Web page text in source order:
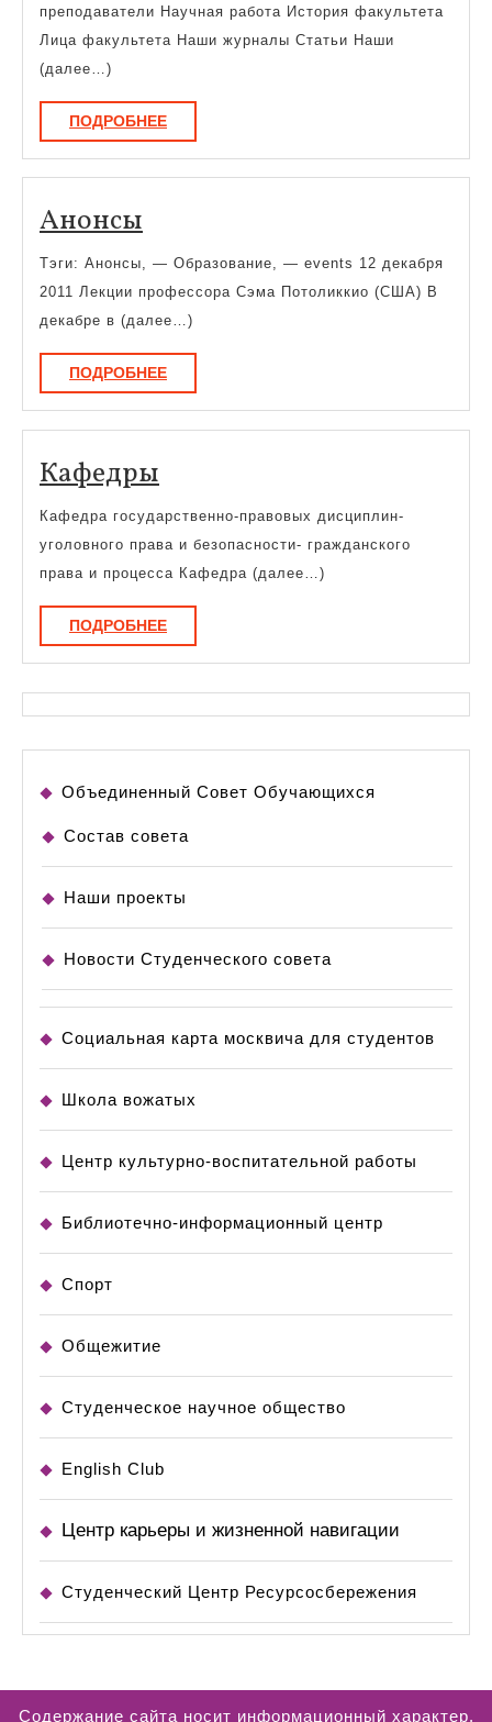
преподаватели Научная работа История факультета
Лица факультета Наши журналы Статьи Наши
(далее…)
ПОДРОБНЕЕПОДРОБНЕЕ
АнонсыАнонсы
Тэги: Анонсы, — Образование, — events 12 декабря
2011 Лекции профессора Сэма Потоликкио (США) В
декабре в (далее…)
ПОДРОБНЕЕПОДРОБНЕЕ
Кафедры
Кафедра государственно-правовых дисциплин-
уголовного права и безопасности- гражданского
права и процесса Кафедра (далее…)
ПОДРОБНЕЕПОДРОБНЕЕ
Объединенный Совет Обучающихся
Состав совета
Наши проекты
Новости Студенческого совета
Социальная карта москвича для студентов
Школа вожатых
Центр культурно-воспитательной работы
Библиотечно-информационный центр
Спорт
Общежитие
Студенческое научное общество
English Club
Центр карьеры и жизненной навигации
Студенческий Центр Ресурсосбережения
Содержание сайта носит информационный характер.